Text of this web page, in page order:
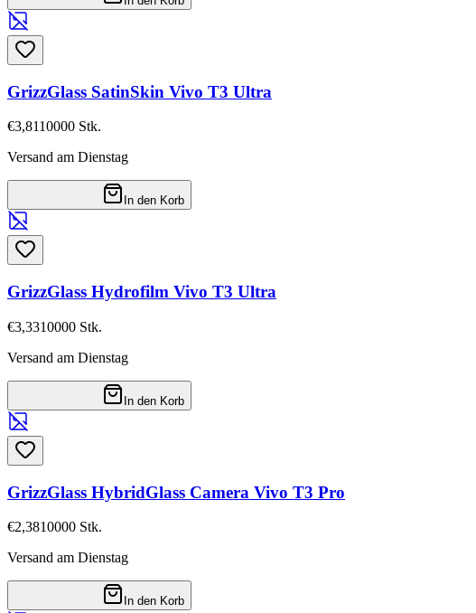
GrizzGlass SatinSkin Vivo T3 Ultra
€3,8110000 Stk.
Versand am Dienstag
In den Korb
GrizzGlass Hydrofilm Vivo T3 Ultra
€3,3310000 Stk.
Versand am Dienstag
In den Korb
GrizzGlass HybridGlass Camera Vivo T3 Pro
€2,3810000 Stk.
Versand am Dienstag
In den Korb